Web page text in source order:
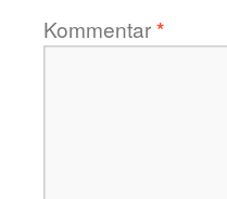
Kommentar*